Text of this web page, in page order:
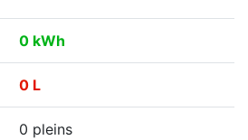
0 kWh
0 L
0 pleins